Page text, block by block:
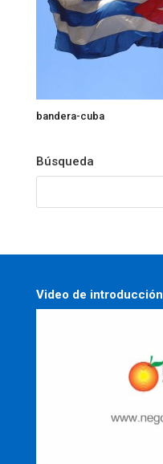
bandera-cuba
Búsqueda
Video de introducción